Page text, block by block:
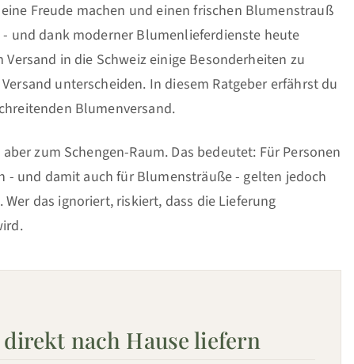
Freude machen und einen frischen Blumenstrauß
und dank moderner Blumenlieferdienste heute
in die Schweiz einige Besonderheiten zu
unterscheiden. In diesem Ratgeber erfährst du
Blumenversand.
zum Schengen-Raum. Das bedeutet: Für Personen
- und damit auch für Blumensträuße - gelten jedoch
das ignoriert, riskiert, dass die Lieferung
nach Hause liefern